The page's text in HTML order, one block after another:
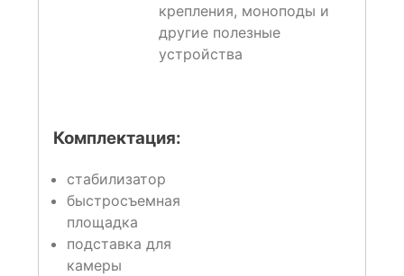
крепления, моноподы и
другие полезные
устройства
Комплектация:
стабилизатор
быстросъемная
площадка
подставка для
камеры